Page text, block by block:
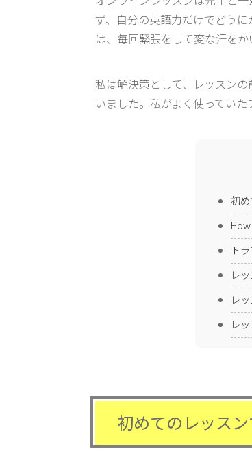
ず、自分の英語力だけでどう
は、毎回緊張をして変な汗をか
私は解決策として、レッスン
いました。私がよく使っていた
初
ト
レ
レ
レ
初めてのレッス